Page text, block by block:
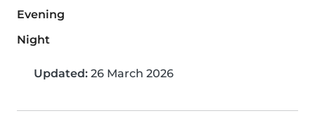
Evening
Night
Updated: 26 March 2026